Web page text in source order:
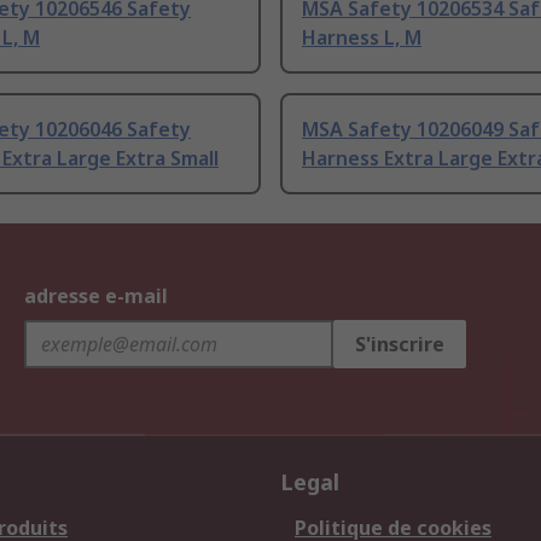
10206546 Safety
M
MSA Safety 10206534
Harness L, M
10206046 Safety
Large Extra Small
MSA Safety 10206049
Harness Extra Large
adresse e-mail
S'inscrire
Legal
Politique de cookies